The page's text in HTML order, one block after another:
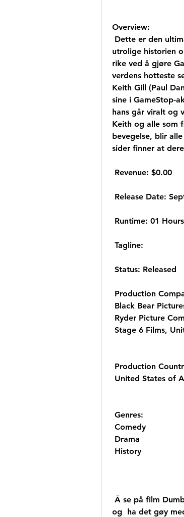
Overview:
utrolige historien
rike ved å gjøre
verdens hotteste
Keith Gill (Paul
sine i GameStop-
hans går viralt og
Keith og alle som
bevegelse, blir
sider finner at
Revenue: $0.00
Release Date:
Runtime: 01
Tagline:
Status: Released
Production
Black Bear
Ryder Picture
Stage 6 Films,
Production
United States of
Genres:
Comedy
Drama
History
og  ha det gøy